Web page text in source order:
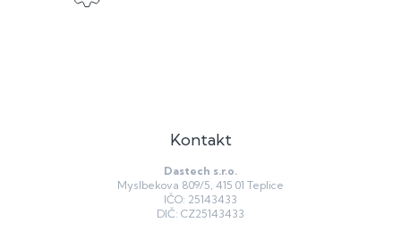
Kontakt
Dastech s.r.o.
Myslbekova 809/5, 415 01 Teplice
IČO: 25143433
DIČ: CZ25143433